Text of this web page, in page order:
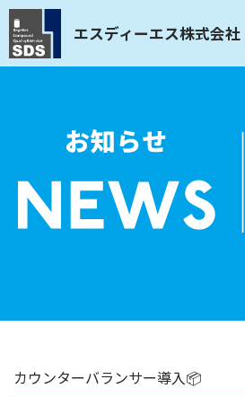
エスディーエス株式会社
カウンターバランサー導入📦